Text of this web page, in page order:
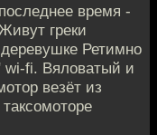
время -
греки
Ретимно
fi. Вяловатый и
везёт из